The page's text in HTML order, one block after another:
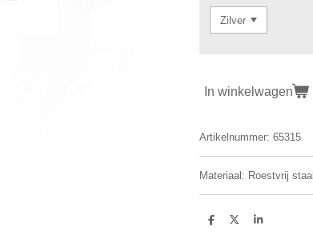
In winkelwagen
Artikelnummer: 65315
Materiaal: Roestvrij staal
D
D
S